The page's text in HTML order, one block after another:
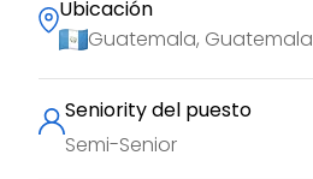
Ubicación
Guatemala, Guatemala
Seniority del puesto
Semi-Senior